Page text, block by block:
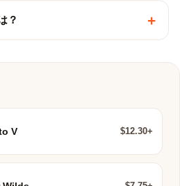
？ +
V $12.30+